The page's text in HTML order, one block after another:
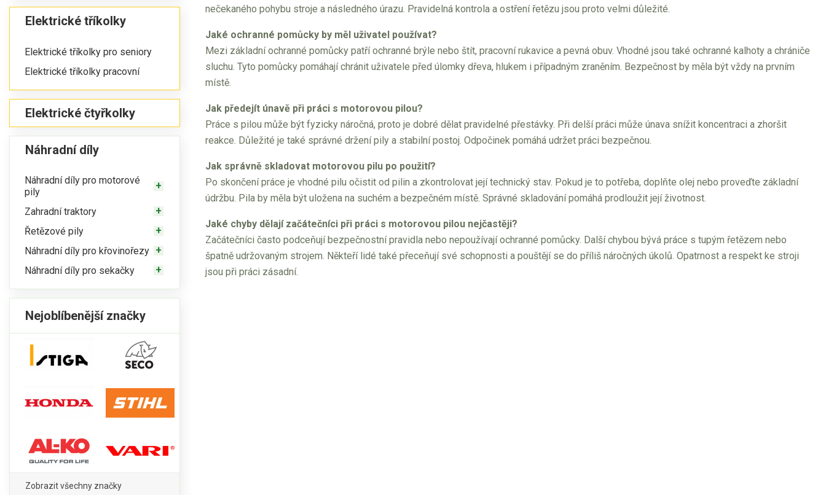
Elektrické tříkolky
Elektrické tříkolky pro seniory
Elektrické tříkolky pracovní
Elektrické čtyřkolky
Náhradní díly
Náhradní díly pro motorové
pily
Zahradní traktory
Řetězové pily
Náhradní díly pro křovinořezy
Náhradní díly pro sekačky
Nejoblíbenější značky
Zobrazit všechny značky
nečekaného pohybu stroje a následného úrazu. Pravidelná kontrola a ostření řetězu jsou proto velmi důležité.
Jaké ochranné pomůcky by měl uživatel používat?
Mezi základní ochranné pomůcky patří ochranné brýle nebo štít, pracovní rukavice a pevná obuv. Vhodné jsou také ochranné kalhoty a chrániče
sluchu. Tyto pomůcky pomáhají chránit uživatele před úlomky dřeva, hlukem i případným zraněním. Bezpečnost by měla být vždy na prvním
místě.
Jak předejít únavě při práci s motorovou pilou?
Práce s pilou může být fyzicky náročná, proto je dobré dělat pravidelné přestávky. Při delší práci může únava snížit koncentraci a zhoršit
reakce. Důležité je také správné držení pily a stabilní postoj. Odpočinek pomáhá udržet práci bezpečnou.
Jak správně skladovat motorovou pilu po použití?
Po skončení práce je vhodné pilu očistit od pilin a zkontrolovat její technický stav. Pokud je to potřeba, doplňte olej nebo proveďte základní
údržbu. Pila by měla být uložena na suchém a bezpečném místě. Správné skladování pomáhá prodloužit její životnost.
Jaké chyby dělají začátečníci při práci s motorovou pilou nejčastěji?
Začátečníci často podceňují bezpečnostní pravidla nebo nepoužívají ochranné pomůcky. Další chybou bývá práce s tupým řetězem nebo
špatně udržovaným strojem. Někteří lidé také přeceňují své schopnosti a pouštějí se do příliš náročných úkolů. Opatrnost a respekt ke stroji
jsou při práci zásadní.